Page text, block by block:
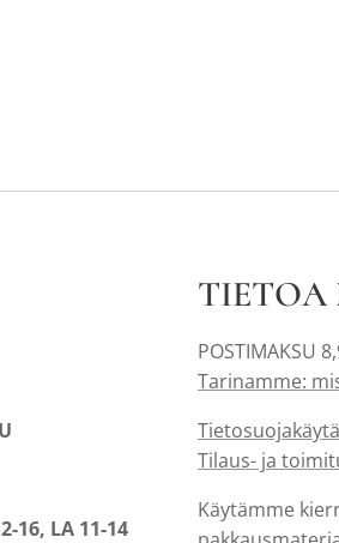
16, LA 11-14
TIETOA
POSTIMAKSU
Tarinamme:
Tilaus- ja
Käytämme